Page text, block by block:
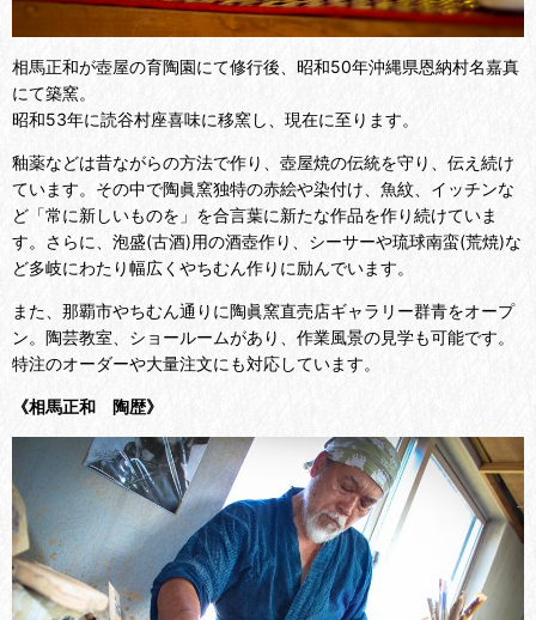
相馬正和が壺屋の育陶園にて修行後、昭和50年沖縄県恩納村名嘉真
にて築窯。
昭和53年に読谷村座喜味に移窯し、現在に至ります。
釉薬などは昔ながらの方法で作り、壺屋焼の伝統を守り、伝え続け
ています。その中で陶眞窯独特の赤絵や染付け、魚紋、イッチンな
ど「常に新しいものを」を合言葉に新たな作品を作り続けていま
す。さらに、泡盛(古酒)用の酒壺作り、シーサーや琉球南蛮(荒焼)な
ど多岐にわたり幅広くやちむん作りに励んでいます。
また、那覇市やちむん通りに陶眞窯直売店ギャラリー群青をオープ
ン。陶芸教室、ショールームがあり、作業風景の見学も可能です。
特注のオーダーや大量注文にも対応しています。
《相馬正和 陶歴》